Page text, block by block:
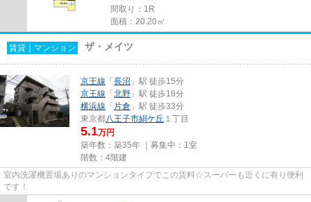
間取り：1R
面積：20.20㎡
賃貸｜マンション ザ・メイツ
京王線 「長沼 」駅 徒歩15分
京王線 「北野 」駅 徒歩18分
横浜線 「 片倉 」駅 徒歩33分
東京都八王子市絹ケ丘 １丁目
5.1万円
築年数：築35年 ｜募集中： 1室
階数：4階建
室内洗濯機置場ありのマンションタイプでこの賃料☆スーパーも近くに有り便利
です！